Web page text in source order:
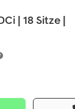
| 18 Sitze |